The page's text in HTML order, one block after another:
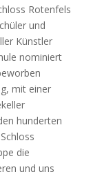
Rotenfels
und
Künstler
nominiert
mit einer
hunderten
die
und uns